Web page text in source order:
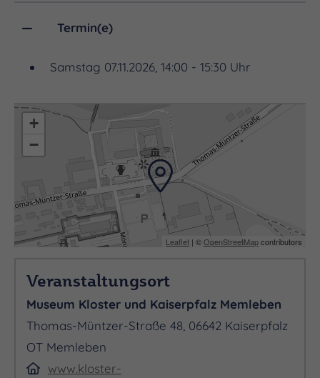
Wissensspeicher des lateinischen Mittelalters. Hier
nichtchristliche - aufbewahrt, vervielfältigt und
Schriften entwickelte das Mittelalter sein eigenes
Weltbild und Denken. Der Mittelalterhistoriker
Christian Tornau gibt anhand von historischen
Bibliothekskatalo-gen und ausgewählten
Handschriften einen Einblick, welche Arten von
Wissen in den Klöstern ver-fügbar waren und wie
mit den Texten wissenschaftlich gearbeitet wurde
Termin(e)
Samstag 07.11.2026, 14:00 - 15:30 Uhr
+
−
Leaflet | ©OpenStreetMapcontributors
Veranstaltungsort
Museum Kloster und Kaiserpfalz Memleben
Thomas-Müntzer-Straße 48, 06642 Kaiserpfalz
OT Memleben
www.kloster-